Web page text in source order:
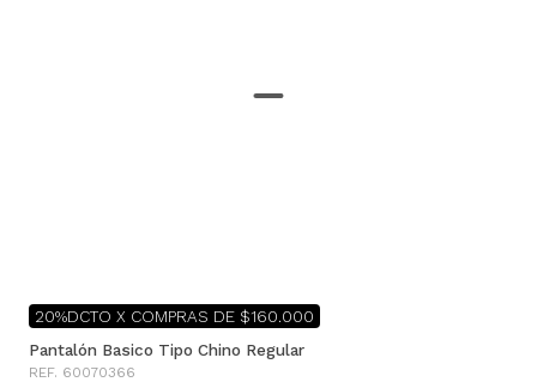
20%DCTO X COMPRAS DE $160.000
Pantalón Basico Tipo Chino Regular
REF. 60070366